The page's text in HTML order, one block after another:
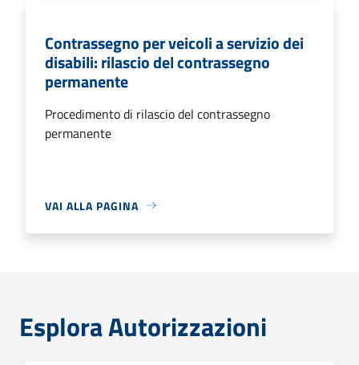
Contrassegno per veicoli a servizio dei
disabili: rilascio del contrassegno
permanente
Procedimento di rilascio del contrassegno
permanente
VAI ALLA PAGINA
Esplora Autorizzazioni